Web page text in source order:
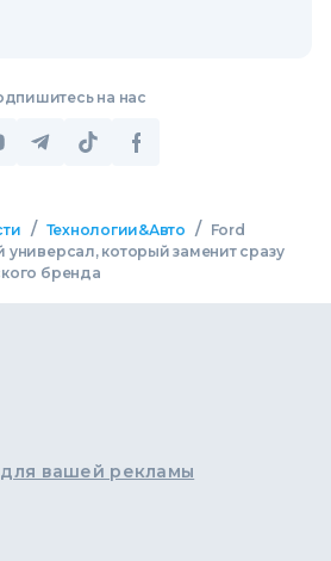
на нас
/ Технологии&Авто /
Ford
который заменит сразу
бренда
вашей рекламы